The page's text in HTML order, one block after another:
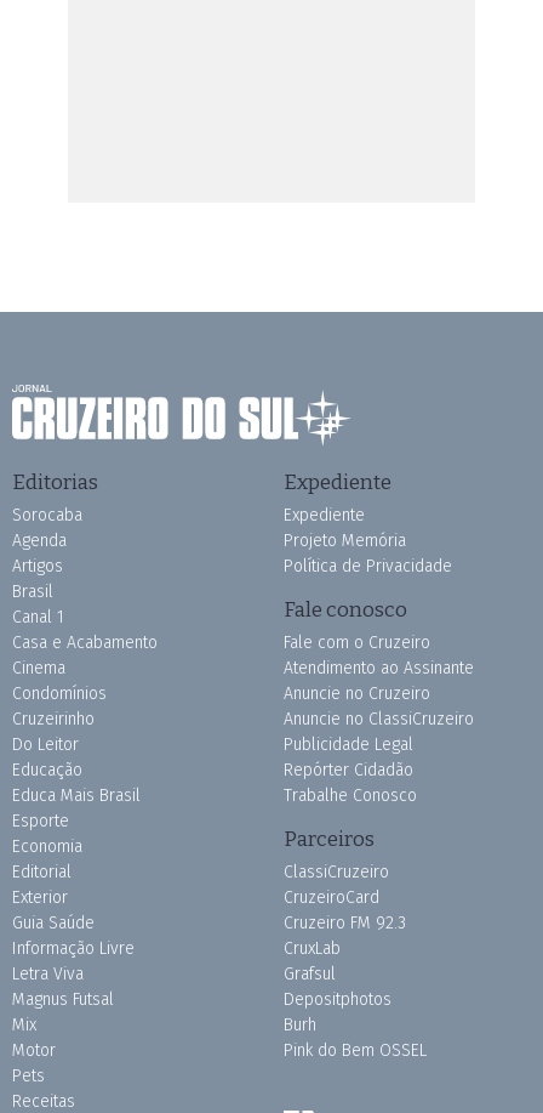
Editorias
Sorocaba
Agenda
Artigos
Brasil
Canal 1
Casa e Acabamento
Cinema
Condomínios
Cruzeirinho
Do Leitor
Educação
Educa Mais Brasil
Esporte
Economia
Editorial
Exterior
Guia Saúde
Informação Livre
Letra Viva
Magnus Futsal
Mix
Motor
Pets
Receitas
Expediente
Expediente
Projeto Memória
Política de Privacidade
Fale conosco
Fale com o Cruzeiro
Atendimento ao Assinante
Anuncie no Cruzeiro
Anuncie no ClassiCruzeiro
Publicidade Legal
Repórter Cidadão
Trabalhe Conosco
Parceiros
ClassiCruzeiro
CruzeiroCard
Cruzeiro FM 92.3
CruxLab
Grafsul
Depositphotos
Burh
Pink do Bem OSSEL